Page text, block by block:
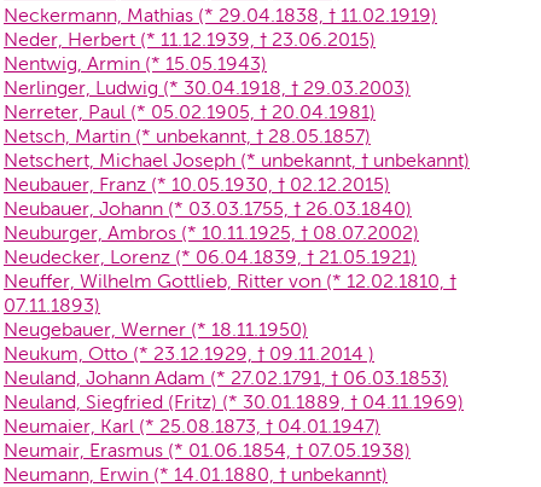
Neckermann, Mathias (* 29.04.1838, † 11.02.1919)
Neder, Herbert (* 11.12.1939, † 23.06.2015)
Nentwig, Armin (* 15.05.1943)
Nerlinger, Ludwig (* 30.04.1918, † 29.03.2003)
Nerreter, Paul (* 05.02.1905, † 20.04.1981)
Netsch, Martin (* unbekannt, † 28.05.1857)
Netschert, Michael Joseph (* unbekannt, † unbekannt)
Neubauer, Franz (* 10.05.1930, † 02.12.2015)
Neubauer, Johann (* 03.03.1755, † 26.03.1840)
Neuburger, Ambros (* 10.11.1925, † 08.07.2002)
Neudecker, Lorenz (* 06.04.1839, † 21.05.1921)
Neuffer, Wilhelm Gottlieb, Ritter von (* 12.02.1810, †
07.11.1893)
Neugebauer, Werner (* 18.11.1950)
Neukum, Otto (* 23.12.1929, † 09.11.2014 )
Neuland, Johann Adam (* 27.02.1791, † 06.03.1853)
Neuland, Siegfried (Fritz) (* 30.01.1889, † 04.11.1969)
Neumaier, Karl (* 25.08.1873, † 04.01.1947)
Neumair, Erasmus (* 01.06.1854, † 07.05.1938)
Neumann, Erwin (* 14.01.1880, † unbekannt)